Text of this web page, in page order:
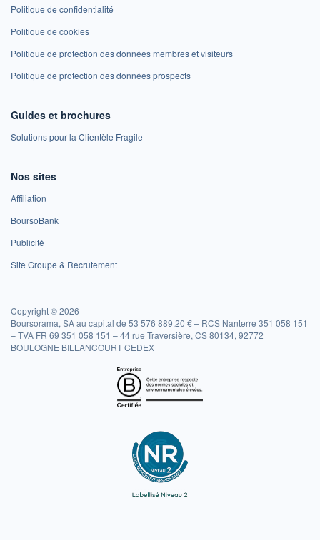
Politique de confidentialité
Politique de cookies
Politique de protection des données membres et visiteurs
Politique de protection des données prospects
Guides et brochures
Solutions pour la Clientèle Fragile
Nos sites
Affiliation
BoursoBank
Publicité
Site Groupe & Recrutement
Copyright © 2026
Boursorama, SA au capital de 53 576 889,20 € – RCS Nanterre 351 058 151
– TVA FR 69 351 058 151 – 44 rue Traversière, CS 80134, 92772
BOULOGNE BILLANCOURT CEDEX